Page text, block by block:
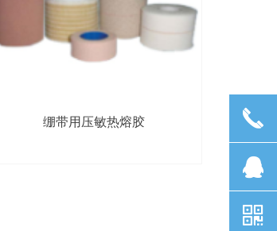
绷带用压敏热熔胶 끅
뀩
낃